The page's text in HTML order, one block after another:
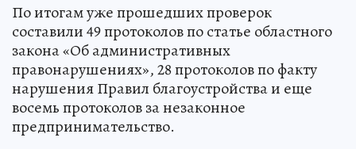
По итогам уже прошедших проверок
составили 49 протоколов по статье областного
закона «Об административных
правонарушениях», 28 протоколов по факту
нарушения Правил благоустройства и еще
восемь протоколов за незаконное
предпринимательство.